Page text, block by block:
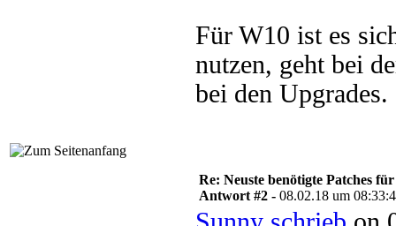
Für W10 ist es
nutzen, geht bei
bei den Upgrades.
Re: Neuste benötigte Patches
Antwort #2 - 08.02.18 um